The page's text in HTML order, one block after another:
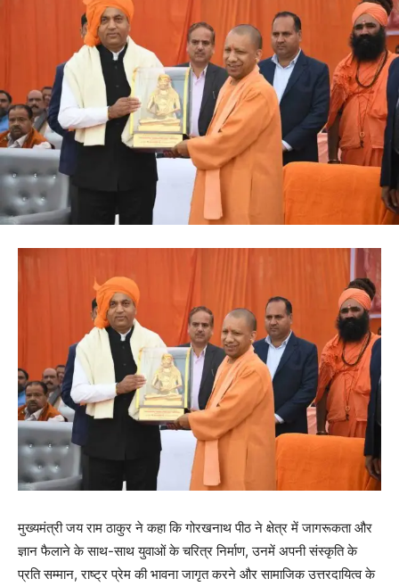
मुख्यमंत्री जय राम ठाकुर ने कहा कि गोरखनाथ पीठ ने क्षेत्र में जागरूकता और
ज्ञान फैलाने के साथ-साथ युवाओं के चरित्र निर्माण, उनमें अपनी संस्कृति के
प्रति सम्मान, राष्ट्र प्रेम की भावना जागृत करने और सामाजिक उत्तरदायित्व के